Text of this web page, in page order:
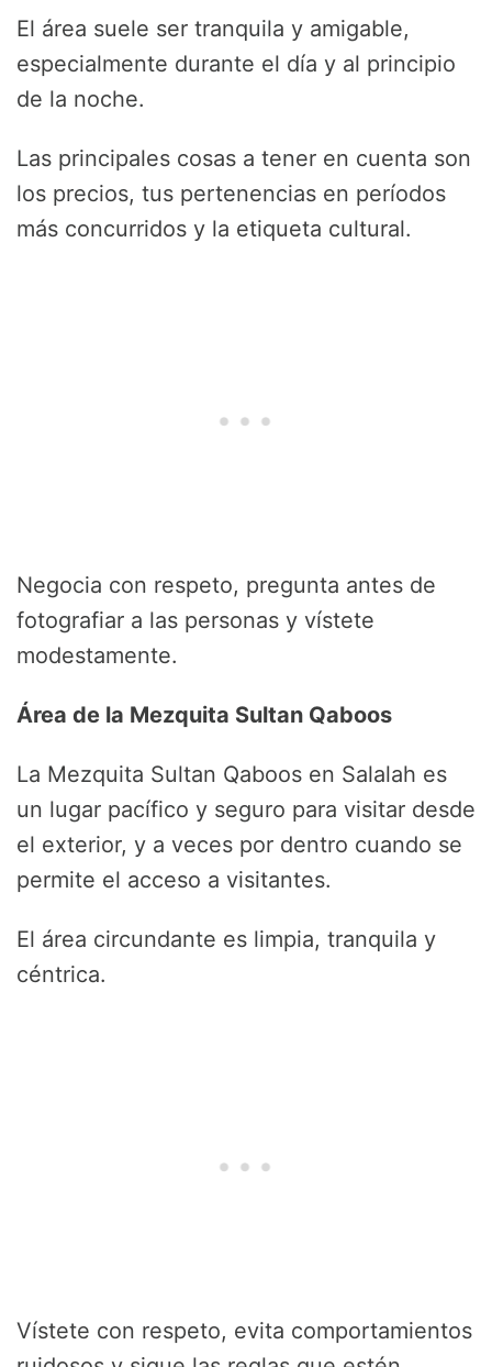
El área suele ser tranquila y amigable,
especialmente durante el día y al principio
de la noche.
Las principales cosas a tener en cuenta son
los precios, tus pertenencias en períodos
más concurridos y la etiqueta cultural.
Negocia con respeto, pregunta antes de
fotografiar a las personas y vístete
modestamente.
Área de la Mezquita Sultan Qaboos
La Mezquita Sultan Qaboos en Salalah es
un lugar pacífico y seguro para visitar desde
el exterior, y a veces por dentro cuando se
permite el acceso a visitantes.
El área circundante es limpia, tranquila y
céntrica.
Vístete con respeto, evita comportamientos